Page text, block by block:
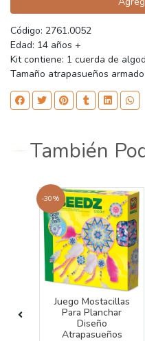
Código: 2761.0052
Edad: 14 años +
Kit contiene: 1 cuerda de
Tamaño atrapasueños
También
-30%
Juego Mostacillas
Para Planchar
Diseño
Atrapasueños